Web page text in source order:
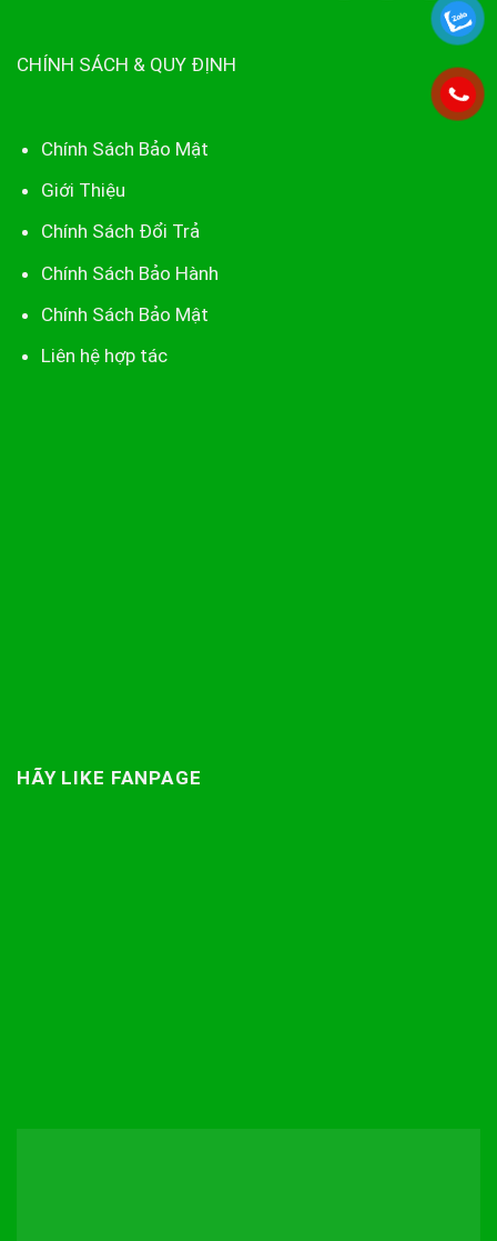
CHÍNH SÁCH & QUY ĐỊNH
Chính Sách Bảo Mật
Giới Thiệu
Chính Sách Đổi Trả
Chính Sách Bảo Hành
Chính Sách Bảo Mật
Liên hệ hợp tác
HÃY LIKE FANPAGE